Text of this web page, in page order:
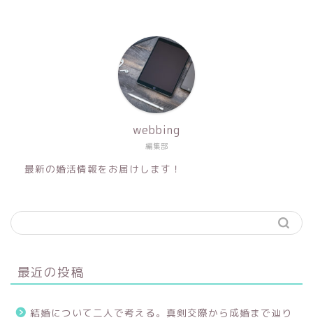
編集部
webbing
最新の婚活情報をお届けします！
最近の投稿
結婚について二人で考える。真剣交際から成婚まで辿り